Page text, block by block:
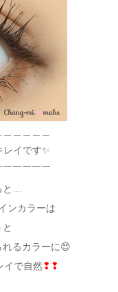
イです✨
￣￣￣￣
と…
ンカラーは
るカラーに😍
イで自然❢❢